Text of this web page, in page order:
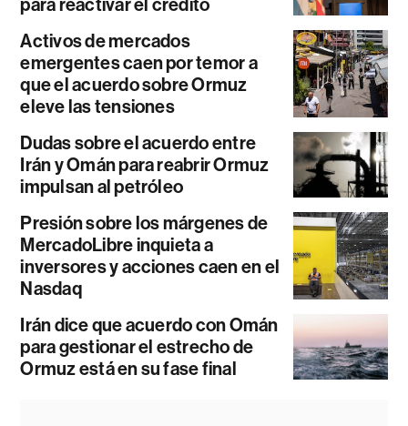
Activos de mercados
emergentes caen por temor a
que el acuerdo sobre Ormuz
eleve las tensiones
Dudas sobre el acuerdo entre
Irán y Omán para reabrir Ormuz
impulsan al petróleo
Presión sobre los márgenes de
MercadoLibre inquieta a
inversores y acciones caen en el
Nasdaq
Irán dice que acuerdo con Omán
para gestionar el estrecho de
Ormuz está en su fase final